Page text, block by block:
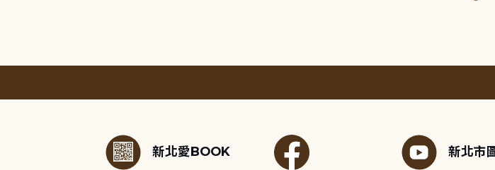
新北愛BOOK
新北市